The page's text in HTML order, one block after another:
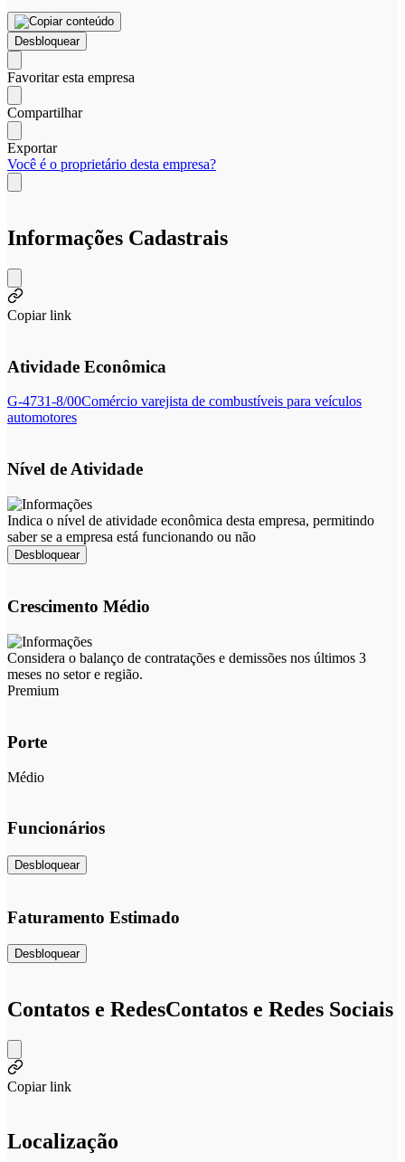
Desbloquear
Favoritar esta empresa
Compartilhar
Exportar
Você é o proprietário desta empresa?
Informações Cadastrais
Copiar link
Atividade Econômica
G-4731-8/00Comércio varejista de combustíveis para veículos
automotores
Nível de Atividade
Indica o nível de atividade econômica desta empresa, permitindo
saber se a empresa está funcionando ou não
Desbloquear
Crescimento Médio
Considera o balanço de contratações e demissões nos últimos 3
meses no setor e região.
Premium
Porte
Médio
Funcionários
Desbloquear
Faturamento Estimado
Desbloquear
Contatos e RedesContatos e Redes Sociais
Copiar link
Localização